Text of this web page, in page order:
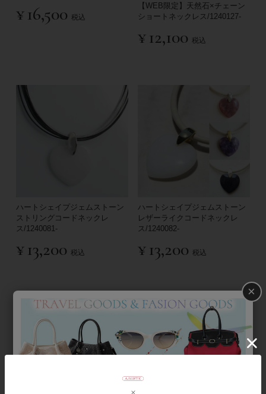
¥ 16,500 税込
【WEB限定】天然石×チェーン
ショートネックレス/1240127-
¥ 12,100 税込
ハートシェイプジェムストーン
ストリングコードネックレ
ス/1240081-
¥ 13,200 税込
ハートシェイプジェムストーン
レザーライクコードネックレ
ス/1240082-
¥ 13,200 税込
×